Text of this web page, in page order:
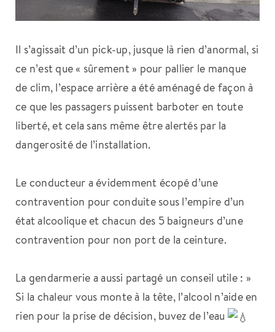
Il s’agissait d’un pick-up, jusque là rien d’anormal, si
ce n’est que « sûrement » pour pallier le manque
de clim, l’espace arrière a été aménagé de façon à
ce que les passagers puissent barboter en toute
liberté, et cela sans même être alertés par la
dangerosité de l’installation.
Le conducteur a évidemment écopé d’une
contravention pour conduite sous l’empire d’un
état alcoolique et chacun des 5 baigneurs d’une
contravention pour non port de la ceinture.
La gendarmerie a aussi partagé un conseil utile : »
Si la chaleur vous monte à la tête, l’alcool n’aide en
rien pour la prise de décision, buvez de l’eau